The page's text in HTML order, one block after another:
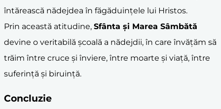
întărească nădejdea în făgăduințele lui Hristos.
Prin această atitudine, Sfânta și Marea Sâmbătă
devine o veritabilă școală a nădejdii, în care învățăm să
trăim între cruce și înviere, între moarte și viață, între
suferință și biruință.
Concluzie